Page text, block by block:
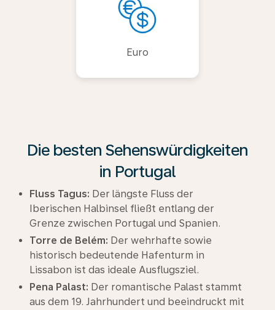
Euro
Die besten Sehenswürdigkeiten
in Portugal
Fluss Tagus: Der längste Fluss der
Iberischen Halbinsel fließt entlang der
Grenze zwischen Portugal und Spanien.
Torre de Belém: Der wehrhafte sowie
historisch bedeutende Hafenturm in
Lissabon ist das ideale Ausflugsziel.
Pena Palast: Der romantische Palast stammt
aus dem 19. Jahrhundert und beeindruckt mit